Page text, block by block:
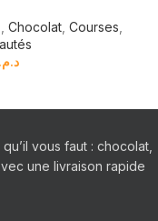
Chocolat Courses
د.م.
vous faut : chocolat,
une livraison rapide